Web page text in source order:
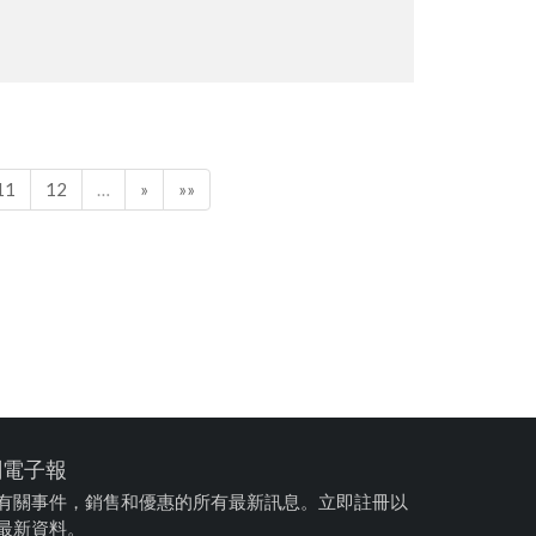
12 … » »»
子報
關事件，銷售和優惠的所有最新訊息。立即註冊以
新資料。